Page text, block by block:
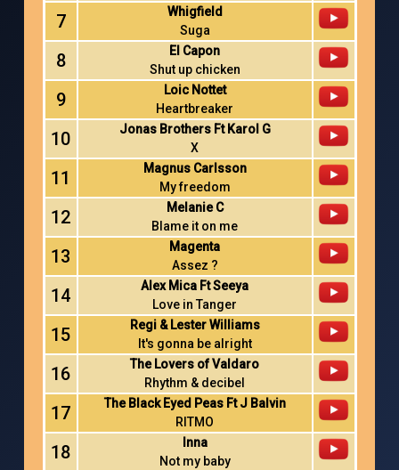
7
Whigfield
Suga
8
El Capon
Shut up chicken
9
Loic Nottet
Heartbreaker
10
Jonas Brothers Ft Karol G
X
11
Magnus Carlsson
My freedom
12
Melanie C
Blame it on me
13
Magenta
Assez ?
14
Alex Mica Ft Seeya
Love in Tanger
15
Regi & Lester Williams
It's gonna be alright
16
The Lovers of Valdaro
Rhythm & decibel
17
The Black Eyed Peas Ft J Balvin
RITMO
18
Inna
Not my baby